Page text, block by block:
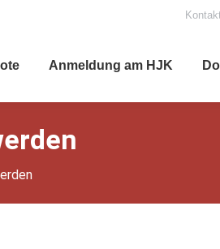
Anmel­dung am HJK